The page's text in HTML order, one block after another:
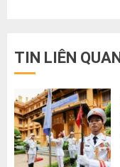
TIN LIÊN QUAN